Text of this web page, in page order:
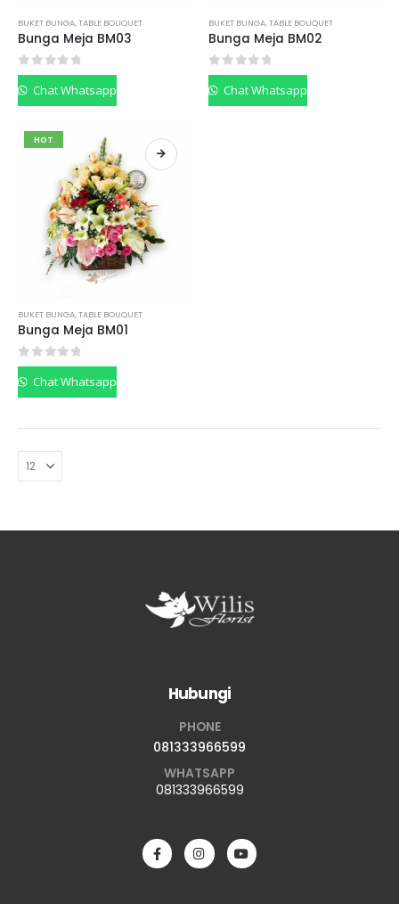
BUKET BUNGA,TABLE BOUQUET
Bunga Meja BM03
0out of 5
Chat Whatsapp
BUKET BUNGA,TABLE BOUQUET
Bunga Meja BM02
0out of 5
Chat Whatsapp
HOT
BUKET BUNGA,TABLE BOUQUET
Bunga Meja BM01
0out of 5
Chat Whatsapp
Hubungi
PHONE
081333966599
WHATSAPP
081333966599